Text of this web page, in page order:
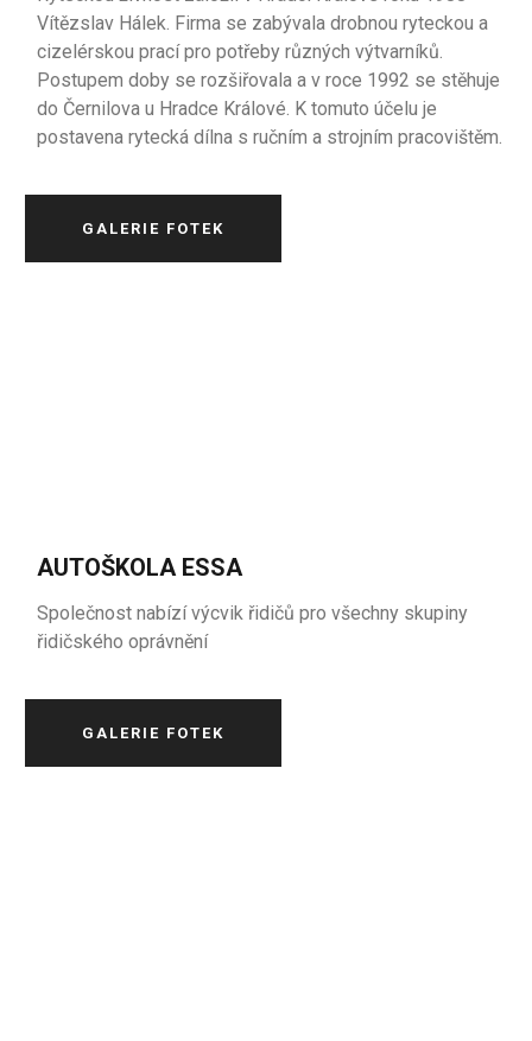
Vítězslav Hálek. Firma se zabývala drobnou ryteckou a
cizelérskou prací pro potřeby různých výtvarníků.
Postupem doby se rozšiřovala a v roce 1992 se stěhuje
do Černilova u Hradce Králové. K tomuto účelu je
postavena rytecká dílna s ručním a strojním pracovištěm.
GALERIE FOTEK
AUTOŠKOLA ESSA
Společnost nabízí výcvik řidičů pro všechny skupiny
řidičského oprávnění
GALERIE FOTEK